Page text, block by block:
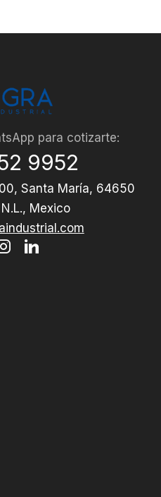
para cotizarte:
9952
Santa María, 64650
Mexico